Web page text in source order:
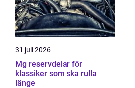
31 juli 2026
Mg reservdelar för
klassiker som ska rulla
länge